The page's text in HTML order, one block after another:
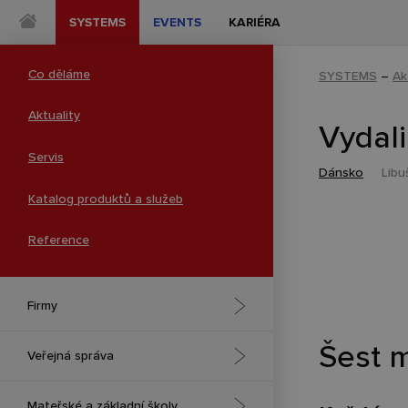
SYSTEMS
Co děláme
Aktuality
Servis
Katalog produktů a služeb
Reference
Firmy
Spolupráce a kreativita
Veřejná správa
Integrovaný záchranný systém
EVENTS KARIÉRA
SYSTEMS –
Dánsko
Šest